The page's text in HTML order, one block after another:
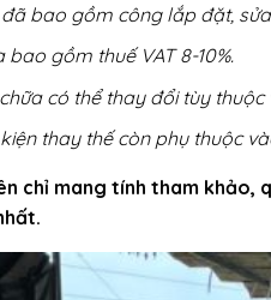
đã bao gồm công lắp đặt,
bao gồm thuế VAT 8-10%.
có thể thay đổi tùy
thay thế còn phụ thuộc
chỉ mang tính tham khảo,